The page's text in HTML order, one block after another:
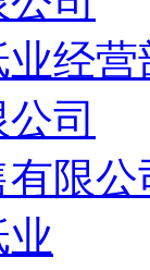
经营
司
限公